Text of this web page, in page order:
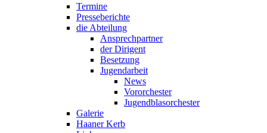
Termine
Presseberichte
die Abteilung
Ansprechpartner
der Dirigent
Besetzung
Jugendarbeit
News
Vororchester
Jugendblasorchester
Galerie
Haaner Kerb